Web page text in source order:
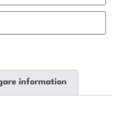
information